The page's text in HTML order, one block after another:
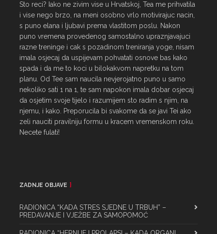
Sto reci? Iako ne zivim vise u Hrvatskoj, Tea me prihvatila
i vise nego brzo, na meni osobno vrlo motivirajuc nacin,
s puno elana i ljubavi prema vlastitom poslu. Nakon
puno vremena provedenog samostalno upraznjavajuci
razne treninge i cak s pozadinom treniranja yoge, nisam
imala osjecaj da uspijevam pohvatati osnove bas kako
spada i da me to koci u bilokakvom napretku na tom
planu. Od Tee sam naucila nevjerojatno puno u samo
nekoliko sati 1 na 1, te sam napokon imala dobar osjecaj
da osjetim svoje tijelo i razumijem sto radim s njim, na
njemu, i kako. Preporucila bi svakome da se javi Tei ako
zeli nauciti pravilniju formu u kracem vremenskom roku.
Necete fulati!
ZADNJE OBJAVE
RADIONICA “KADA STRES SJEDNE U TRBUH” –
PREDAVANJE I VJEŽBE ZA SAMOPOMOĆ